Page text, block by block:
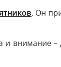
. Он
–